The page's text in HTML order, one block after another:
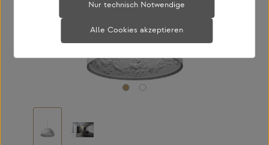
Nur technisch Notwendige
Alle Cookies akzeptieren